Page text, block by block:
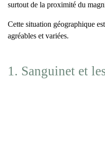
surtout de la proximité du
Cette situation géographique
agréables et variées.
1. Sanguinet et